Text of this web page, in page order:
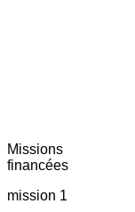
Missions
financées
mission 1